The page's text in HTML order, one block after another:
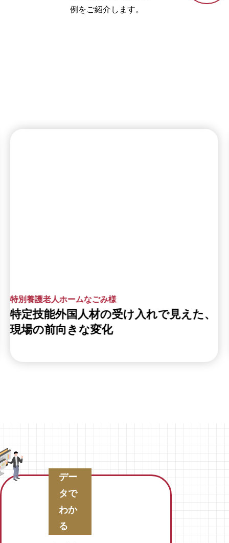
例をご紹介します。
特別養護老人ホームなごみ様
特定技能外国人材の受け入れで見えた、
現場の前向きな変化
デー
タで
わか
る